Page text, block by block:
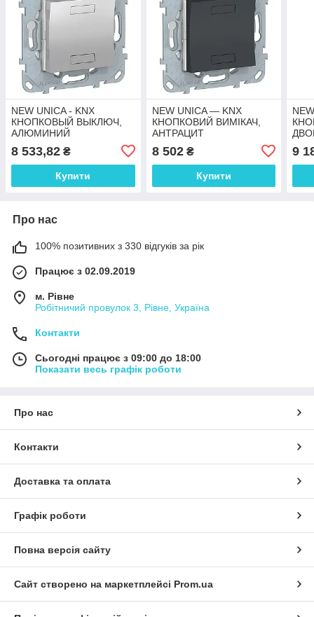
NEW UNICA - KNX
КНОПКОВЫЙ ВЫКЛЮЧ,
АЛЮМИНИЙ
8 533,82 ₴
Купити
NEW UNICA — KNX
КНОПКОВИЙ ВИМІКАЧ,
АНТРАЦИТ
8 502₴
Купити
9
Про нас
100% позитивних з 330 відгуків за рік
Працює з 02.09.2019
м. Рівне
Робітничий провулок 3, Рівне, Україна
Контакти
Сьогодні працює з 09:00 до 18:00
Показати весь графік роботи
Про нас
Контакти
Доставка та оплата
Графік роботи
Повна версія сайту
Сайт створено на маркетплейсі Prom.ua